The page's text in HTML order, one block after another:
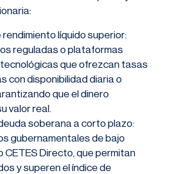
líquido superior:
reguladas o plataformas
que ofrezcan tasas
con disponibilidad diaria o
que el dinero
valor real.
soberana a corto plazo:
gubernamentales de bajo
CETES Directo, que permitan
y superen el índice de